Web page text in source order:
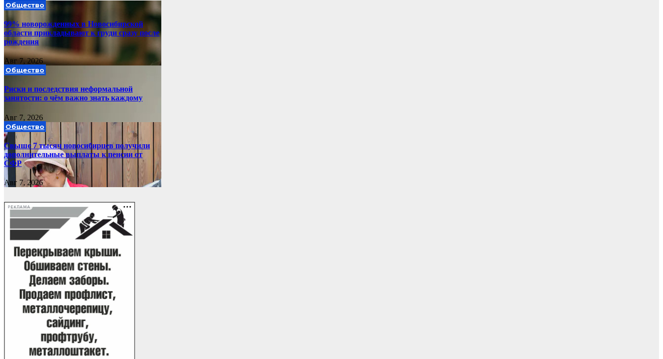
Общество
99% новорожденных в Новосибирской
области прикладывают к груди сразу после
рождения
Авг 7, 2026
Общество
Риски и последствия неформальной
занятости: о чём важно знать каждому
Авг 7, 2026
Общество
Свыше 7 тысяч новосибирцев получили
дополнительные выплаты к пенсии от
СФР
Авг 7, 2026
РЕКЛАМА